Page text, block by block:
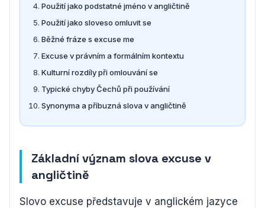
Použití jako podstatné jméno v angličtině
Použití jako sloveso omluvit se
Běžné fráze s excuse me
Excuse v právním a formálním kontextu
Kulturní rozdíly při omlouvání se
Typické chyby Čechů při používání
Synonyma a příbuzná slova v angličtině
Základní význam slova excuse v
angličtině
Slovo excuse představuje v anglickém jazyce